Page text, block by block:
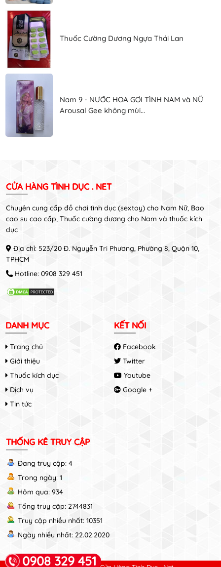
Thuốc Cường Dương Ngựa Thái Lan
Nam 9 - NƯỚC HOA GỢI TÌNH NAM và NỮ
Arousal Gee không mùi...
CỬA HÀNG TÌNH DỤC . NET
Chuyên cung cấp đồ chơi tình dục (sextoy) cho Nam Nữ, Bao
cao su cao cấp, Thuốc cường dương cho Nam và thuốc kích
dục
Địa chỉ: 523/20 Đ. Nguyễn Tri Phương, Phường 8, Quận 10,
TPHCM
Hotline: 0908 329 451
0908 329 451
DANH MỤC
Trang chủ
Giới thiệu
Thuốc kích dục
Dịch vụ
Tin tức
KẾT NỐI
Facebook
Twitter
Youtube
Google +
THỐNG KÊ TRUY CẬP
Đang truy cập: 4
Trong ngày: 1
Hôm qua: 934
Tổng truy cập: 2744831
Truy cập nhiều nhất: 10351
Ngày nhiều nhất: 22.02.2020